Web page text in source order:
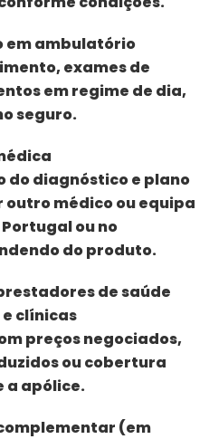
em ambulatório
exames de
em regime de dia,
seguro.
do diagnóstico e plano
médico ou equipa
ou no
do produto.
de saúde
clínicas
preços negociados,
ou cobertura
a apólice.
(em